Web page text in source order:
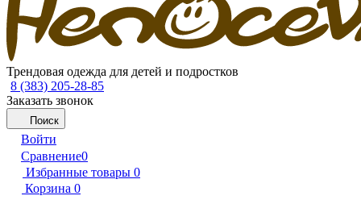
Трендовая одежда для детей и подростков
8 (383) 205-28-85
Заказать звонок
Поиск
Войти
Сравнение0
Избранные товары 0
Корзина 0